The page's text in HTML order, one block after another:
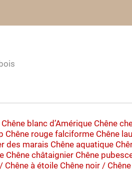
blanc d’Amérique Chêne
Chêne rouge falciforme Chêne
des marais Chêne aquatique
Chêne châtaignier Chêne
Chêne à étoile Chêne noir /